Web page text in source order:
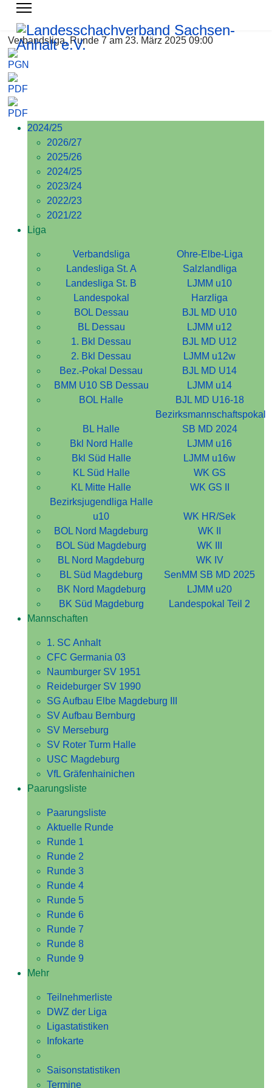
Verbandsliga, Runde 7 am 23. März 2025 09:00
2024/25
2026/27
2025/26
2024/25
2023/24
2022/23
2021/22
Liga
Verbandsliga
Ohre-Elbe-Liga
Landesliga St. A
Salzlandliga
Landesliga St. B
LJMM u10
Landespokal
Harzliga
BOL Dessau
BJL MD U10
BL Dessau
LJMM u12
1. Bkl Dessau
BJL MD U12
2. Bkl Dessau
LJMM u12w
Bez.-Pokal Dessau
BJL MD U14
BMM U10 SB Dessau
LJMM u14
BOL Halle
BJL MD U16-18
BL Halle
Bezirksmannschaftspokal
SB MD 2024
Bkl Nord Halle
LJMM u16
Bkl Süd Halle
LJMM u16w
KL Süd Halle
WK GS
KL Mitte Halle
WK GS II
Bezirksjugendliga Halle
u10
WK HR/Sek
BOL Nord Magdeburg
WK II
BOL Süd Magdeburg
WK III
BL Nord Magdeburg
WK IV
BL Süd Magdeburg
SenMM SB MD 2025
BK Nord Magdeburg
LJMM u20
BK Süd Magdeburg
Landespokal Teil 2
Mannschaften
1. SC Anhalt
CFC Germania 03
Naumburger SV 1951
Reideburger SV 1990
SG Aufbau Elbe Magdeburg III
SV Aufbau Bernburg
SV Merseburg
SV Roter Turm Halle
USC Magdeburg
VfL Gräfenhainichen
Paarungsliste
Paarungsliste
Aktuelle Runde
Runde 1
Runde 2
Runde 3
Runde 4
Runde 5
Runde 6
Runde 7
Runde 8
Runde 9
Mehr
Teilnehmerliste
DWZ der Liga
Ligastatistiken
Infokarte
Saisonstatistiken
Termine